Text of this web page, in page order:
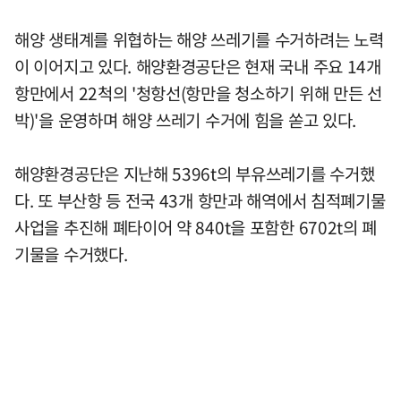
해양 생태계를 위협하는 해양 쓰레기를 수거하려는 노력
이 이어지고 있다. 해양환경공단은 현재 국내 주요 14개
항만에서 22척의 '청항선(항만을 청소하기 위해 만든 선
박)'을 운영하며 해양 쓰레기 수거에 힘을 쏟고 있다.
해양환경공단은 지난해 5396t의 부유쓰레기를 수거했
다. 또 부산항 등 전국 43개 항만과 해역에서 침적폐기물
사업을 추진해 폐타이어 약 840t을 포함한 6702t의 폐
기물을 수거했다.